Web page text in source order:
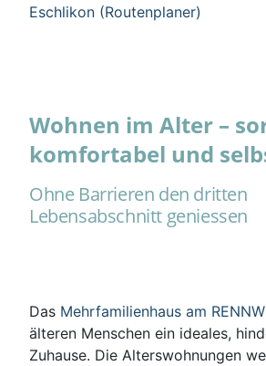
Eschlikon (Routenplaner)
Wohnen im Alter –
komfortabel und
Ohne Barrieren den dritten
Lebensabschnitt geniessen
Das Mehrfamilienhaus am
älteren Menschen ein ideales,
Zuhause. Die Alterswohnungen